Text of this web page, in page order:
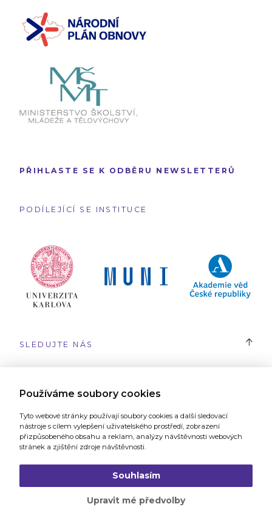
Používáme soubory cookies
Tyto webové stránky používají soubory cookies a další sledovací
nástroje s cílem vylepšení uživatelského prostředí, zobrazení
přizpůsobeného obsahu a reklam, analýzy návštěvnosti webových
stránek a zjištění zdroje návštěvnosti.
Souhlasím
Upravit mé předvolby
PŘIHLASTE SE K ODBĚRU NEWSLETTERŮ
SLEDUJTE NÁS
#SYRI
PODÍLEJÍCÍ SE INSTITUCE
Webové stránky vytvořilo